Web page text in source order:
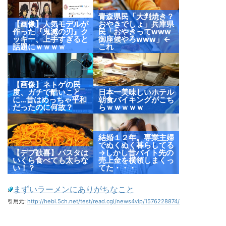
【画像】人気モデルが
作った『鬼滅の刃』ク
ッキー、上手すぎると
話題にｗｗｗｗ
青森県民「大判焼き？
おやきでしょ」兵庫県
民「おやきってwww
御座候やろwww」←
これ
【画像】ネトゲの民
度、ガチで酷いこと
に…昔はめっちゃ平和
だったのに何故？
日本一美味しいホテル
朝食バイキングがこち
らｗｗｗｗｗ
【デブ歓喜】パスタは
いくら食べても太らな
い！？
結婚１２年。専業主婦
でぬくぬく暮らしてる
→しかし昔バイト先の
売上金を横領しまくっ
てた・・・
まずいラーメンにありがちなこと
引用元: http://hebi.5ch.net/test/read.cgi/news4vip/1576228874/